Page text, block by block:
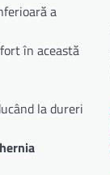
a
în această
la dureri